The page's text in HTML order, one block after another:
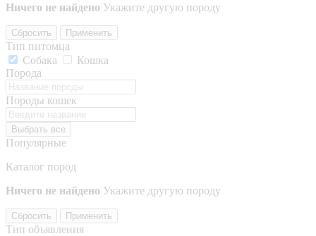
Ничего не найдено Укажите другую породу
Сбросить Применить
Тип питомца
Собака
Кошка
Порода
Породы кошек
Выбрать все
Популярные
Каталог пород
Ничего не найдено Укажите другую породу
Сбросить Применить
Тип объявления